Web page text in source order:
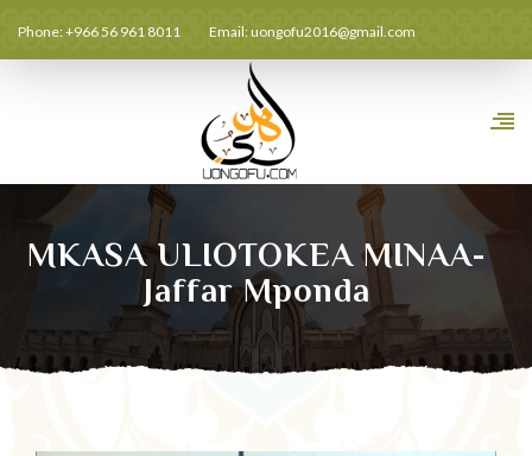
Phone: +966 56 961 8011 Email:uongofu2016@gmail.com
MKASA ULIOTOKEA MINAA-
Jaffar Mponda